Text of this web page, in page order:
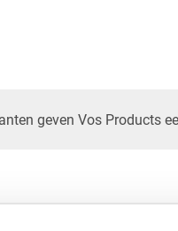
geven Vos Products